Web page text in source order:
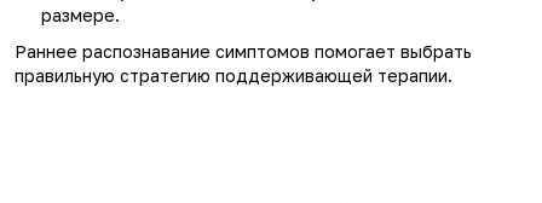
размере.
Раннее распознавание симптомов помогает выбрать
правильную стратегию поддерживающей терапии.